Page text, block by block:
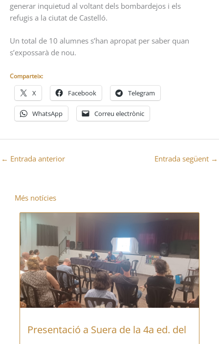
generar inquietud al voltant dels bombardejos i els
refugis a la ciutat de Castelló.
Un total de 10 alumnes s’han apropat per saber quan
s’expossarà de nou.
Comparteix:
X Facebook Telegram
WhatsApp Correu electrònic
← Entrada anterior Entrada següent →
Més notícies
Presentació a Suera de la 4a ed. del